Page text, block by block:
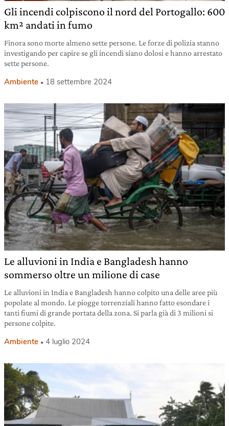
Gli incendi colpiscono il nord del Portogallo: 600
km² andati in fumo
Finora sono morte almeno sette persone. Le forze di polizia stanno
investigando per capire se gli incendi siano dolosi e hanno arrestato
sette persone.
Ambiente 18 settembre 2024
Le alluvioni in India e Bangladesh hanno
sommerso oltre un milione di case
Le alluvioni in India e Bangladesh hanno colpito una delle aree più
popolate al mondo. Le piogge torrenziali hanno fatto esondare i
tanti fiumi di grande portata della zona. Si parla già di 3 milioni si
persone colpite.
Ambiente 4 luglio 2024